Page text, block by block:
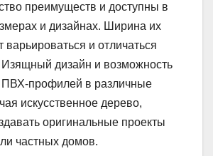
преимуществ и доступны в
и дизайнах. Ширина их
варьироваться и отличаться
Изящный дизайн и возможность
профилей в различные
искусственное дерево,
оригинальные проекты
частных домов.